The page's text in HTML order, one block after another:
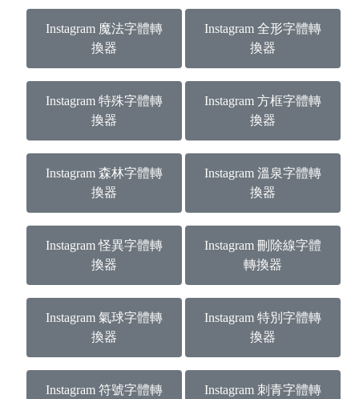
Instagram 魔法字體轉
換器
Instagram 全形字體轉
換器
Instagram 特殊字體轉
換器
Instagram 方框字體轉
換器
Instagram 森林字體轉
換器
Instagram 溫泉字體轉
換器
Instagram 怪異字體轉
換器
Instagram 刪除線字體
轉換器
Instagram 氣球字體轉
換器
Instagram 特別字體轉
換器
Instagram 符號字體轉
Instagram 刺青字體轉